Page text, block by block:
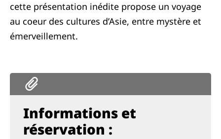
cette présentation inédite propose un voyage
au coeur des cultures d’Asie, entre mystère et
émerveillement.
Informations et
réservation :